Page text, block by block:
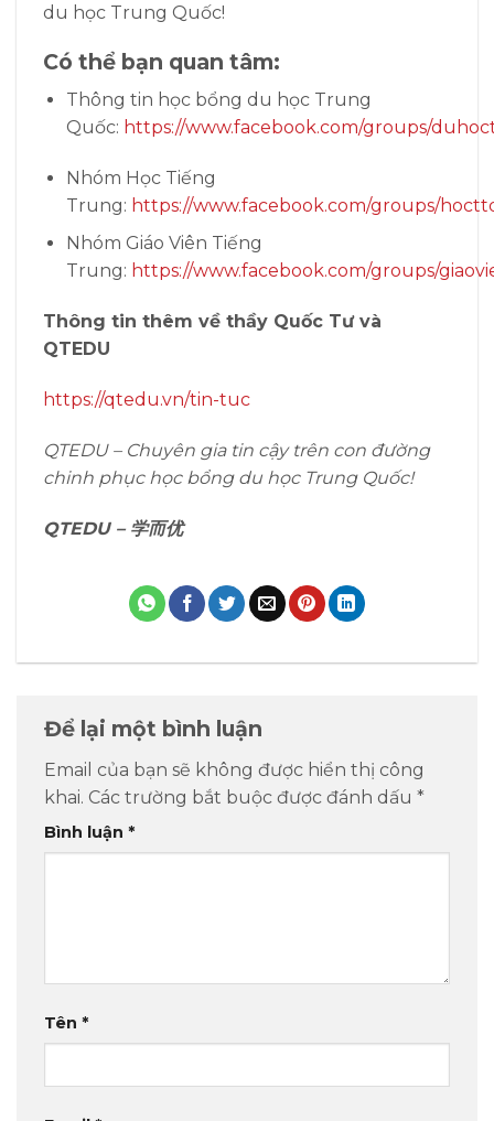
du học Trung Quốc!
Có thể bạn quan tâm:
Thông tin học bổng du học Trung
Quốc: https://www.facebook.com/groups/
Nhóm Học Tiếng
Trung: https://www.facebook.com/groups/
Nhóm Giáo Viên Tiếng
Trung: https://www.facebook.com/groups/
Thông tin thêm về thầy Quốc Tư và
QTEDU
https://qtedu.vn/tin-tuc
QTEDU – Chuyên gia tin cậy trên con đường
chinh phục học bổng du học Trung Quốc!
QTEDU – 学而优
Để lại một bình luận
Email của bạn sẽ không được hiển thị công
khai. Các trường bắt buộc được đánh dấu *
Bình luận *
Tên *